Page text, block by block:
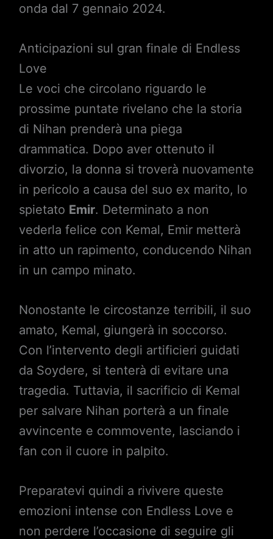
onda dal 7 gennaio 2024.
Anticipazioni sul gran finale di Endless
Love
Le voci che circolano riguardo le
prossime puntate rivelano che la storia
di Nihan prenderà una piega
drammatica. Dopo aver ottenuto il
divorzio, la donna si troverà nuovamente
in pericolo a causa del suo ex marito, lo
spietato Emir. Determinato a non
vederla felice con Kemal, Emir metterà
in atto un rapimento, conducendo Nihan
in un campo minato.
Nonostante le circostanze terribili, il suo
amato, Kemal, giungerà in soccorso.
Con l’intervento degli artificieri guidati
da Soydere, si tenterà di evitare una
tragedia. Tuttavia, il sacrificio di Kemal
per salvare Nihan porterà a un finale
avvincente e commovente, lasciando i
fan con il cuore in palpito.
Preparatevi quindi a rivivere queste
emozioni intense con Endless Love e
non perdere l’occasione di seguire gli